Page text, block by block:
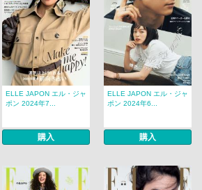
ELLE JAPON エル・ジャ
ポン 2024年7...
購入
ELLE JAPON エル・ジャ
ポン 2024年6...
購入